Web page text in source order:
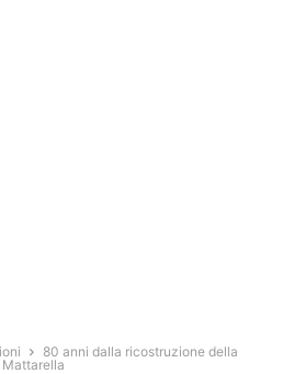
80 anni dalla ricostruzione della